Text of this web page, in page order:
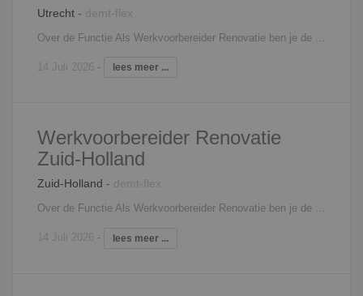
Utrecht - demt-flex
14 Juli 2026 - lees meer ...
Werkvoorbereider Renovatie
Zuid-Holland
Zuid-Holland - demt-flex
Over de Functie Als Werkvoorbereider Renovatie ben je de verbindende factor in het projectteam en lever je een essentiële bijdrage aan onze bouwprojecten. Achter goed werk schuilt een goede voorbereiding. Een greep uit je werkzaamheden: Het controleren van de werk- en productietekeningen;Uitwerken van berekeningen en relevante tekeningen;Als Werkvoorbereider Bouw ben jij de schakel tussen externe contacten en het uitvoerende team op de bouwplaats;Het controleren en toetsen van werktekeningen van verschillende onderaannemers en toeleveranciers;Je werkt nauw samen met de afdeling uitvoering, inkoop, calculatie en administratie.
14 Juli 2026 - lees meer ...